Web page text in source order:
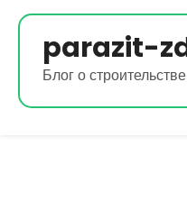
Перейти
содержимомуparazit-
Блог о строительстве